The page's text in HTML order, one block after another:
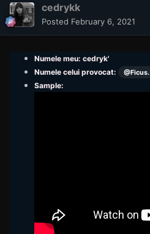
cedrykk
Posted February 6, 2021
Numele meu: cedryk'
Numele celui provocat:
@Ficus.
Sample: